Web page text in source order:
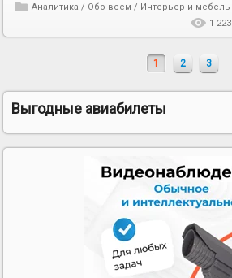
Аналитика / Обо всем / Интерьер и мебель
1 223
1 2 3
Выгодные авиабилеты